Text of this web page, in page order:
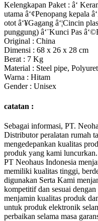
Kelengkapan Paket : â‘
utama â‘¢Penopang kepala
otot â‘¥Gagang â‘¦Cincin
punggung) â‘¨Kunci Pas
Original : China
Dimensi : 68 x 26 x 28 cm
Berat : 7 Kg
Material : Steel pipe,
Warna : Hitam
Gender : Unisex
catatan :
Sebagai informasi, PT.
Distributor peralatan rumah
mengedepankan kualitas
produk yang kami luncurkan.
PT Neohaus Indonesia
memiliki kualitas tinggi,
digunakan Serta Kami
kompetitif dan sesuai
menjamin kualitas produk
untuk produk elektronik
perbaikan selama masa